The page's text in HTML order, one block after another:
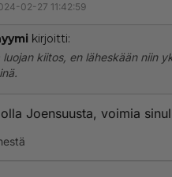
02-27 11:42:59
kirjoitti:
kiitos, en läheskään niin
Joensuusta, voimia